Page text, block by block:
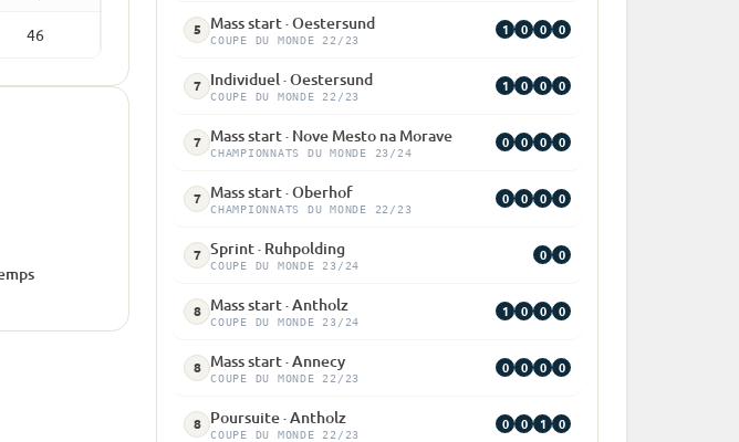
46 5 Mass start · Oestersund
COUPE DU MONDE 22/23
1 0 0 0
7 Individuel · Oestersund
COUPE DU MONDE 22/23
1 0 0 0
7 Mass start · Nove Mesto na Morave
CHAMPIONNATS DU MONDE 23/24
0 0 0 0
7 Mass start · Oberhof
CHAMPIONNATS DU MONDE 22/23
0 0 0 0
7 Sprint · Ruhpolding
COUPE DU MONDE 23/24
0 0
8 Mass start · Antholz
COUPE DU MONDE 23/24
1 0 0 0
8 Mass start · Annecy
COUPE DU MONDE 22/23
0 0 0 0
8 Poursuite · Antholz
COUPE DU MONDE 22/23
0 0 1 0